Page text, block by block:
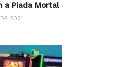
a Piada Mortal
2021